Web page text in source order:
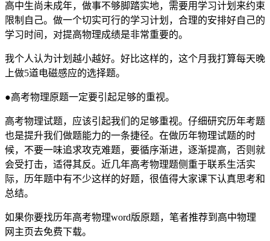
高中生尚未成年，做事不够脚踏实地，需要用学习计划来约束
限制自己。做一个切实可行的学习计划，合理的安排好自己的
学习时间，对提高物理成绩是非常重要的。
我个人认为计划越小越好。好比这样的，这个月我打算每天晚
上做5道电磁感应的选择题。
●高考物理原题一定要引起足够的重视。
高考物理试题，应该引起我们的足够重视。仔细研究历年考题
也是提升我们做题能力的一条捷径。在做历年物理试题的时
候，不要一味追求攻克难题，要循序渐进，逐渐提高，否则就
会受打击，适得其反。近几年高考物理题侧重于联系生活实
际，历年题中有不少这样的好题，很值得大家课下认真思考和
总结。
如果你要找历年高考物理word版原题，笔者推荐到高中物理
网主页去免费下载。